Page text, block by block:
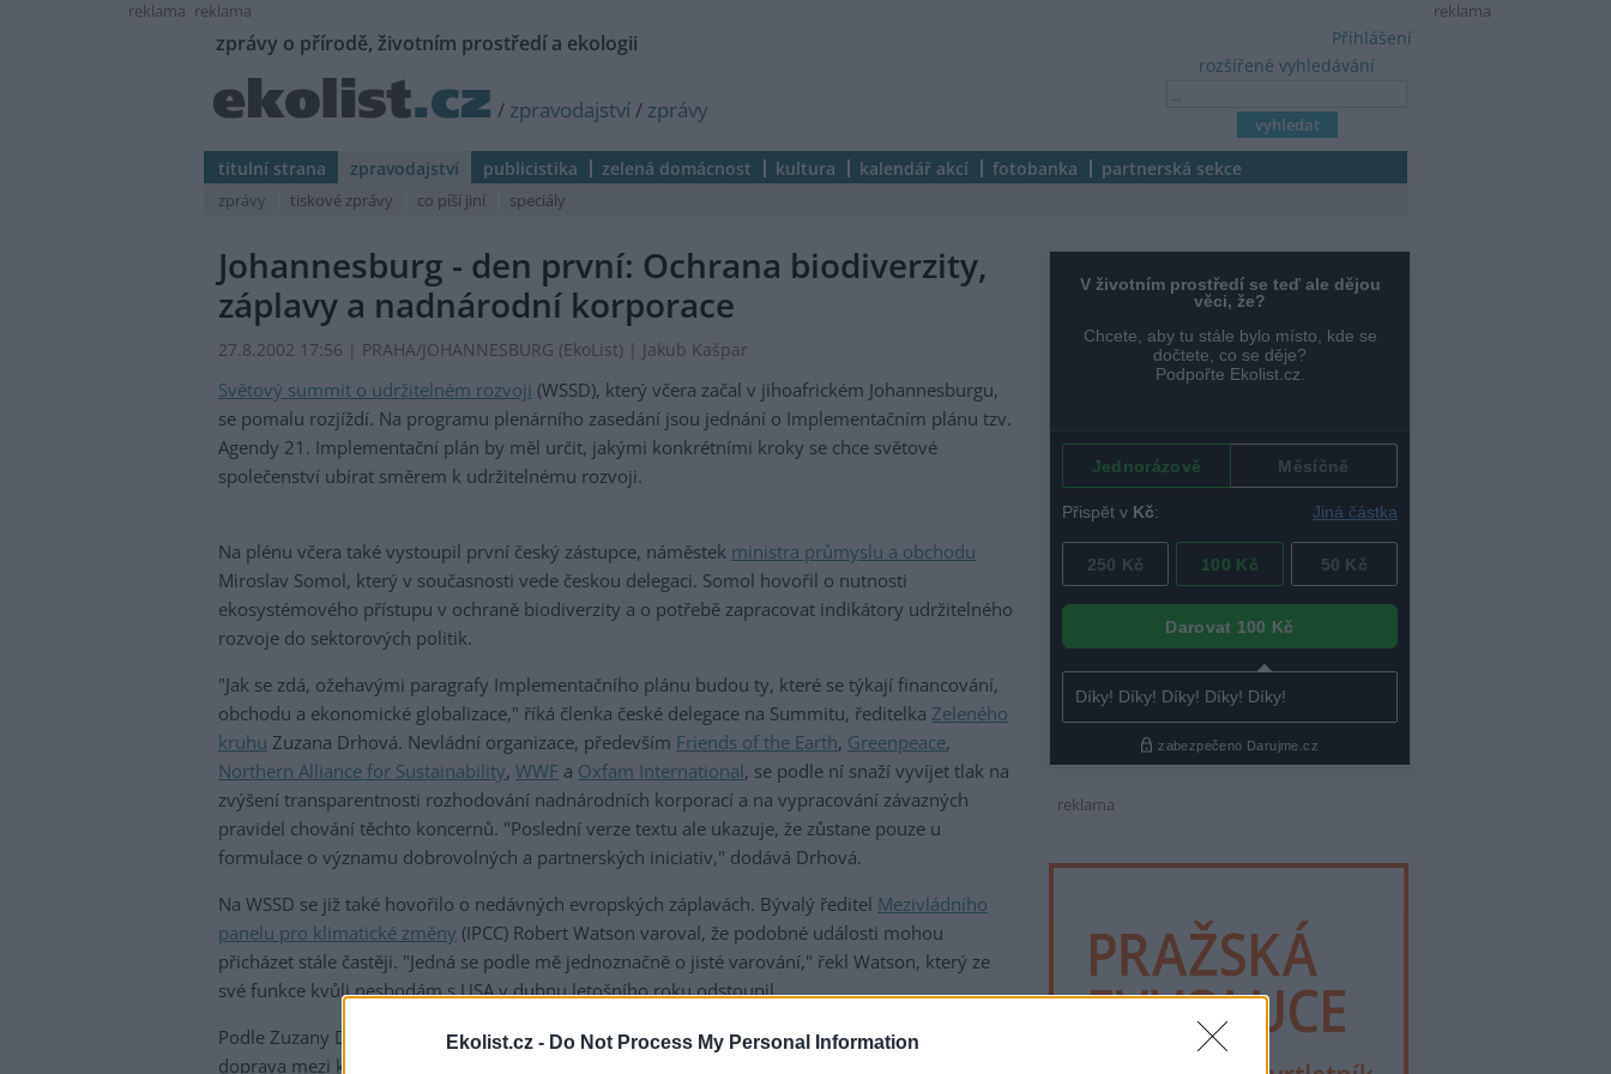
Ekolist.cz - Do Not Process My Personal Information
reklama
reklama reklama
zprávy o přírodě, životním prostředí a ekologii
/ zpravodajství/ zprávy
rozšířené vyhledávání
Přihlášení
titulní strana zpravodajství publicistika zelená domácnost kultura kalendář akcí fotobanka partnerská sekce
zprávy tiskové zprávy co píší jiní speciály
Johannesburg - den první: Ochrana biodiverzity,
záplavy a nadnárodní korporace
27.8.2002 17:56 | PRAHA/JOHANNESBURG (EkoList) | Jakub Kašpar
Světový summit o udržitelném rozvoji (WSSD), který včera začal v jihoafrickém Johannesburgu,
se pomalu rozjíždí. Na programu plenárního zasedání jsou jednání o Implementačním plánu tzv.
Agendy 21. Implementační plán by měl určit, jakými konkrétními kroky se chce světové
společenství ubírat směrem k udržitelnému rozvoji.
Na plénu včera také vystoupil první český zástupce, náměstek ministra průmyslu a obchodu
Miroslav Somol, který v současnosti vede českou delegaci. Somol hovořil o nutnosti
ekosystémového přístupu v ochraně biodiverzity a o potřebě zapracovat indikátory udržitelného
rozvoje do sektorových politik.
"Jak se zdá, ožehavými paragrafy Implementačního plánu budou ty, které se týkají financování,
obchodu a ekonomické globalizace," říká členka české delegace na Summitu, ředitelka Zeleného
kruhu Zuzana Drhová. Nevládní organizace, především Friends of the Earth, Greenpeace,
Northern Alliance for Sustainability, WWF a Oxfam International, se podle ní snaží vyvíjet tlak na
zvýšení transparentnosti rozhodování nadnárodních korporací a na vypracování závazných
pravidel chování těchto koncernů. "Poslední verze textu ale ukazuje, že zůstane pouze u
formulace o významu dobrovolných a partnerských iniciativ," dodává Drhová.
Na WSSD se již také hovořilo o nedávných evropských záplavách. Bývalý ředitel Mezivládního
panelu pro klimatické změny (IPCC) Robert Watson varoval, že podobné události mohou
přicházet stále častěji. "Jedná se podle mě jednoznačně o jisté varování," řekl Watson, který ze
své funkce kvůli neshodám s USA v dubnu letošního roku odstoupil.
Podle Zuzany Drhové vládne v dějišti konference zatím mírný organizační zmatek. "Autobusová
doprava mezi kongresovým centrem a hotely zabere hodně času, pro účastníky také není
reklama